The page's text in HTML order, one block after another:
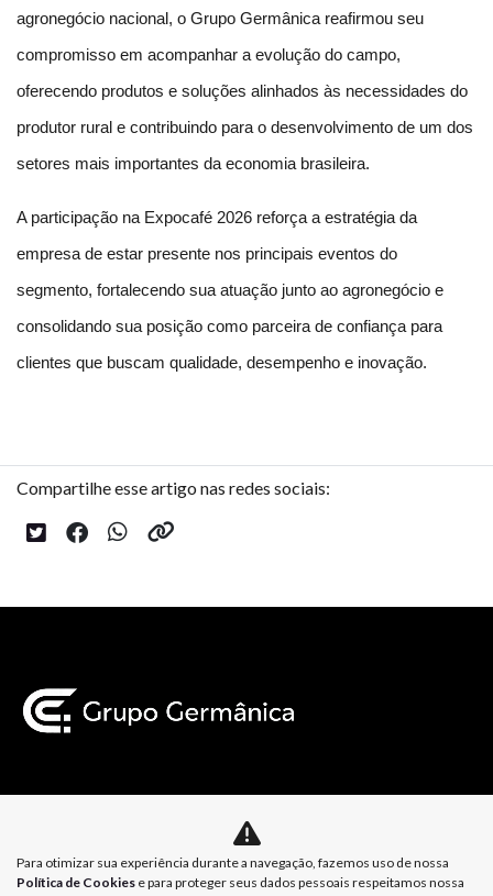
agronegócio nacional, o Grupo Germânica reafirmou seu
compromisso em acompanhar a evolução do campo,
oferecendo produtos e soluções alinhados às necessidades do
produtor rural e contribuindo para o desenvolvimento de um dos
setores mais importantes da economia brasileira.
A participação na Expocafé 2026 reforça a estratégia da
empresa de estar presente nos principais eventos do
segmento, fortalecendo sua atuação junto ao agronegócio e
consolidando sua posição como parceira de confiança para
clientes que buscam qualidade, desempenho e inovação.
Compartilhe esse artigo nas redes sociais:
Política de Privacidade Política de Cookies
Para otimizar sua experiência durante a navegação, fazemos uso de nossa
Política de Cookies e para proteger seus dados pessoais respeitamos nossa